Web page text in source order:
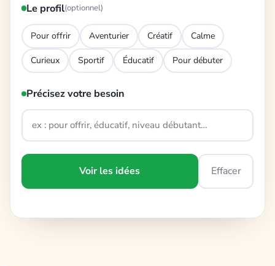
Le profil(optionnel)
Pour offrir Aventurier Créatif Calme
Curieux Sportif Éducatif Pour débuter
Précisez votre besoin
Voir les idées Effacer